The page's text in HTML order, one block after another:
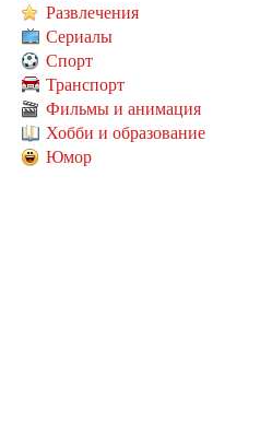
Развлечения
Сериалы
Спорт
Транспорт
Фильмы и анимация
Хобби и образование
Юмор